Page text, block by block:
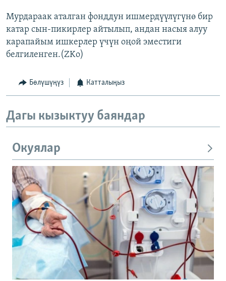
Мурдараак аталган фонддун ишмердүүлүгүнө бир
катар сын-пикирлер айтылып, андан насыя алуу
карапайым ишкерлер үчүн оңой эместиги
белгиленген.(ZKo)
Бөлүшүңүз Катталыңыз
Дагы кызыктуу баяндар
Окуялар